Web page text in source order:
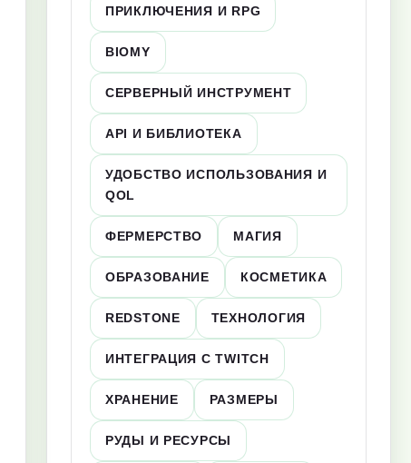
ПРИКЛЮЧЕНИЯ И RPG
BIOMY
СЕРВЕРНЫЙ ИНСТРУМЕНТ
API И БИБЛИОТЕКА
УДОБСТВО ИСПОЛЬЗОВАНИЯ И
QOL
ФЕРМЕРСТВО МАГИЯ
ОБРАЗОВАНИЕ КОСМЕТИКА
REDSTONE ТЕХНОЛОГИЯ
ИНТЕГРАЦИЯ С TWITCH
ХРАНЕНИЕ РАЗМЕРЫ
РУДЫ И РЕСУРСЫ